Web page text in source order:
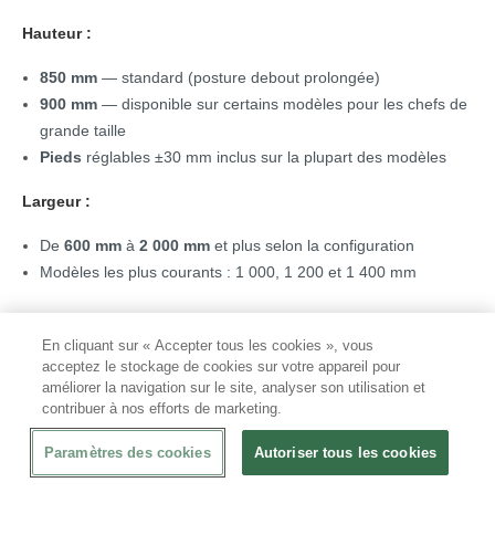
Hauteur :
850 mm — standard (posture debout prolongée)
900 mm — disponible sur certains modèles pour les chefs de
grande taille
Pieds réglables ±30 mm inclus sur la plupart des modèles
Largeur :
De 600 mm à 2 000 mm et plus selon la configuration
Modèles les plus courants : 1 000, 1 200 et 1 400 mm
Étagère — basse, haute ou deux étagères
étagèrebasse est l'option la plus courante. Elle offre un
espace de rangement supplémentaire sous la
casseroles, les bacs gastronormes et le matériel. L'étagèreest
réalisée en inox plein ou en grille perforée selon les modèles.
En cliquant sur « Accepter tous les cookies », vous
acceptez le stockage de cookies sur votre appareil pour
améliorer la navigation sur le site, analyser son utilisation et
contribuer à nos efforts de marketing.
Paramètres des cookies Autoriser tous les cookies